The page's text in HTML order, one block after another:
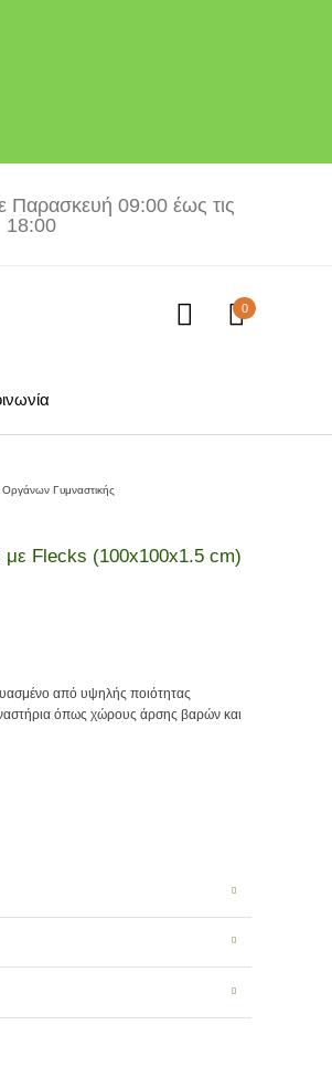
Παρασκευή 09:00 έως τις
18:00
0
Γυμναστικής
Flecks (100x100x1.5 cm)
από υψηλής ποιότητας
όπως χώρους άρσης βαρών και